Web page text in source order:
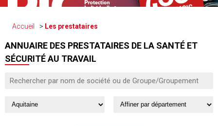
Accueil Les prestataires
ANNUAIRE DES PRESTATAIRES DE LA SANTÉ ET
SÉCURITÉ AU TRAVAIL